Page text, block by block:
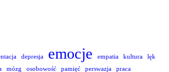
depresja emocje empatia kultura
lęk
mózg osobowość pamięć perswazja
praca